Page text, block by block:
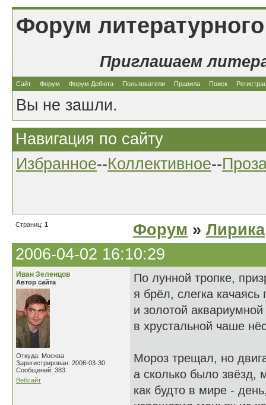
Форум
Приглашаем
Сайт Форум Форум Дебюта Пользователи Правила Поиск
Вы не зашли.
Навигация по сайту
Избранное--Коллективное--
Страниц: 1 Форум » Лирика
2006-04-02 16:10:29
Иван Зеленцов
Автор сайта
Откуда: Москва
Зарегистрирован: 2006-03-30
Сообщений: 383
Вебсайт
По лунной тропке,
я брёл, слегка качаясь
и золотой
в хрустальной чаше
Мороз трещал, но
а сколько было
как будто в мире -